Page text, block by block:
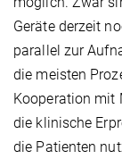
Geräte derzeit
parallel zur
die meisten
Kooperation mit
die klinische
die Patienten